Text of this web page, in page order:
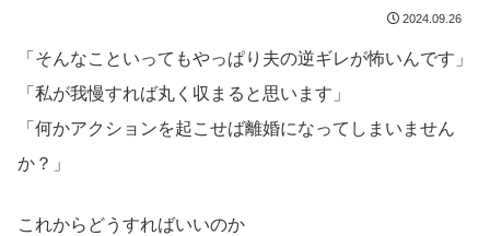
2024.09.26
「そんなこといってもやっぱり夫の逆ギレが怖いんです」
「私が我慢すれば丸く収まると思います」
「何かアクションを起こせば離婚になってしまいません
か？」
これからどうすればいいのか